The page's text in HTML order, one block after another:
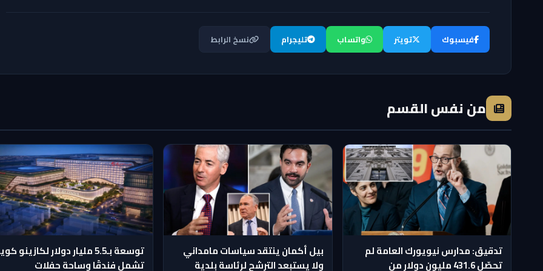
فيسبوك تويتر واتساب تليجرام نسخ الرابط
من نفس القسم
تدقيق: مدارس نيويورك العامة لم
تحصّل 431.6 مليون دولار من
بيل أكمان ينتقد سياسات مامداني
ولا يستبعد الترشح لرئاسة بلدية
توسعة بـ5.5 مليار دولار لكازينو
تشمل فندقًا وساحة حفلات